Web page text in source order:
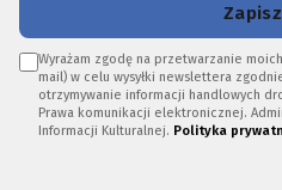
Wyrażam zgodę na przetwarzanie
mail) w celu wysyłki newslettera
otrzymywanie informacji handlowych
Prawa komunikacji elektronicznej.
Informacji Kulturalnej. Polityka